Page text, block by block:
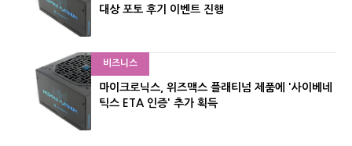
대상 포토 후기 이벤트 진행
비즈니스
마이크로닉스, 위즈맥스 플래티넘 제품에 '사이베네
틱스 ETA 인증' 추가 획득